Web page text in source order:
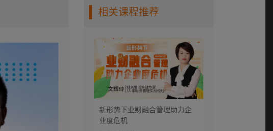
相关课程推荐
新形势下业财融合管理助力企
业度危机